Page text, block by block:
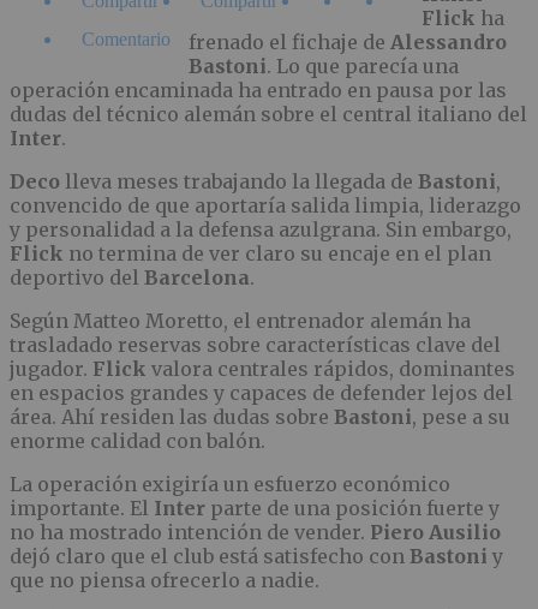
Comentario
Flick ha
frenado el fichaje de Alessandro
Bastoni. Lo que parecía una
operación encaminada ha entrado en pausa por las
dudas del técnico alemán sobre el central italiano del
Inter.
Deco lleva meses trabajando la llegada de Bastoni,
convencido de que aportaría salida limpia, liderazgo
y personalidad a la defensa azulgrana. Sin embargo,
Flick no termina de ver claro su encaje en el plan
deportivo del Barcelona.
Según Matteo Moretto, el entrenador alemán ha
trasladado reservas sobre características clave del
jugador. Flick valora centrales rápidos, dominantes
en espacios grandes y capaces de defender lejos del
área. Ahí residen las dudas sobre Bastoni, pese a su
enorme calidad con balón.
La operación exigiría un esfuerzo económico
importante. El Inter parte de una posición fuerte y
no ha mostrado intención de vender. Piero Ausilio
dejó claro que el club está satisfecho con Bastoni y
que no piensa ofrecerlo a nadie.